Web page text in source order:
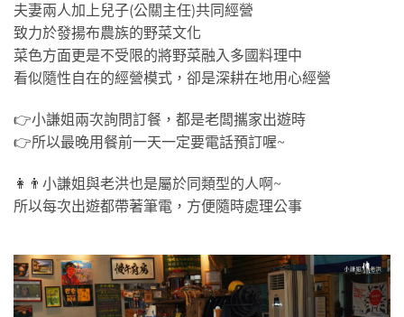
夫妻兩人加上兒子(公關主任)共同經營
致力於發揚布農族的野菜文化
菜色方面更是不受限的將野菜融入多國料理中
看似隨性自在的經營模式，卻是深耕在地用心經營
👉小謙姐兩次詢問訂餐，都是老闆攜家出遊時
👉所以最晚用餐前一天一定要電話預訂喔~
👩👨小謙姐與老洪也是屬於同類型的人啊~
所以每次出遊都帶著筆電，方便隨時處理公事